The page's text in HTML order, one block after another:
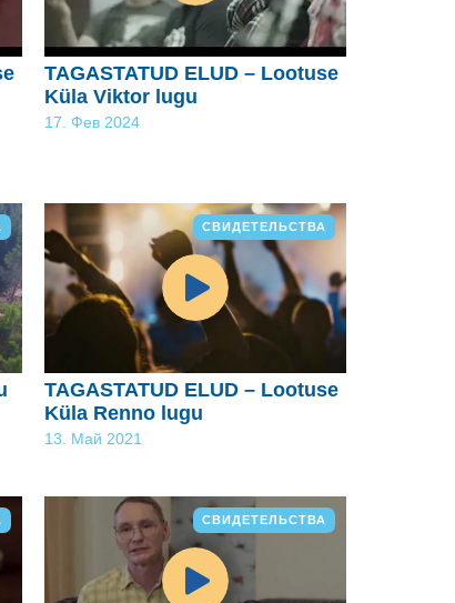
TAGASTATUD ELUD – Lootuse
Küla Viktor lugu
17. Фев 2024
СВИДЕТЕЛЬСТВА
TAGASTATUD ELUD – Lootuse
Küla Renno lugu
13. Май 2021
СВИДЕТЕЛЬСТВА